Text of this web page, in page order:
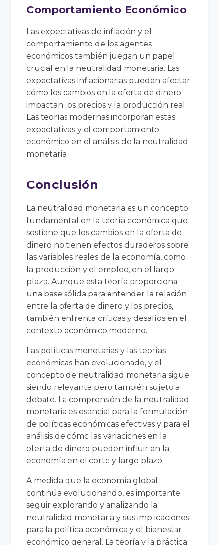
Comportamiento Económico
Las expectativas de inflación y el
comportamiento de los agentes
económicos también juegan un papel
crucial en la neutralidad monetaria. Las
expectativas inflacionarias pueden afectar
cómo los cambios en la oferta de dinero
impactan los precios y la producción real.
Las teorías modernas incorporan estas
expectativas y el comportamiento
económico en el análisis de la neutralidad
monetaria.
Conclusión
La neutralidad monetaria es un concepto
fundamental en la teoría económica que
sostiene que los cambios en la oferta de
dinero no tienen efectos duraderos sobre
las variables reales de la economía, como
la producción y el empleo, en el largo
plazo. Aunque esta teoría proporciona
una base sólida para entender la relación
entre la oferta de dinero y los precios,
también enfrenta críticas y desafíos en el
contexto económico moderno.
Las políticas monetarias y las teorías
económicas han evolucionado, y el
concepto de neutralidad monetaria sigue
siendo relevante pero también sujeto a
debate. La comprensión de la neutralidad
monetaria es esencial para la formulación
de políticas económicas efectivas y para el
análisis de cómo las variaciones en la
oferta de dinero pueden influir en la
economía en el corto y largo plazo.
A medida que la economía global
continúa evolucionando, es importante
seguir explorando y analizando la
neutralidad monetaria y sus implicaciones
para la política económica y el bienestar
económico general. La teoría y la práctica